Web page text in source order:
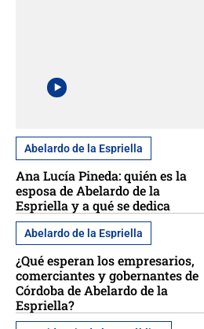
Abelardo de la Espriella
Ana Lucía Pineda: quién es la
esposa de Abelardo de la
Espriella y a qué se dedica
Abelardo de la Espriella
¿Qué esperan los empresarios,
comerciantes y gobernantes de
Córdoba de Abelardo de la
Espriella?